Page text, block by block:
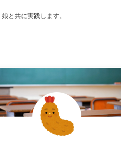
と共に実践します。